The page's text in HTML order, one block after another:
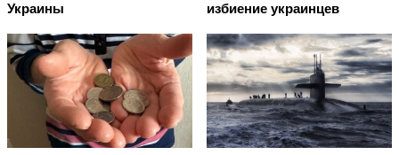
Украины
избиение украинцев